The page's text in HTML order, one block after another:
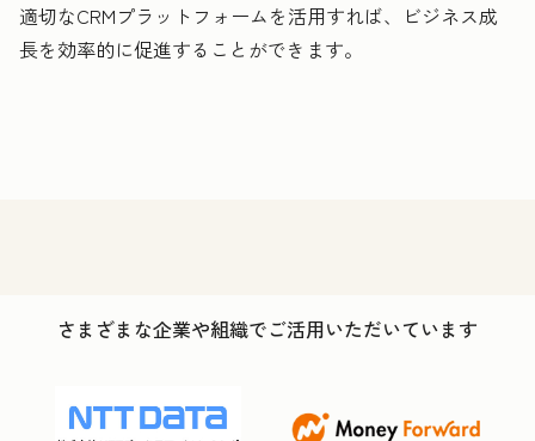
適切なCRMプラットフォームを活用すれば、ビジネス成
長を効率的に促進することができます。
さまざまな企業や組織でご活用いただいています